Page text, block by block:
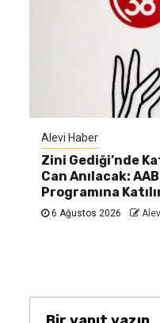
Alevi Haber
Zini Gediği’nde
Can Anılacak:
Programına
6 Ağustos 2026